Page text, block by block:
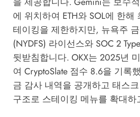
에 위치하여 ETH와 SOL에 한해
테이킹을 제한하지만, 뉴욕주
(NYDFS) 라이선스와 SOC 2
뒷받침합니다. OKX는 2025년
여 CryptoSlate 점수 8.6을 기록
금 감사 내역을 공개하고 태스
구조로 스테이킹 메뉴를 확대하